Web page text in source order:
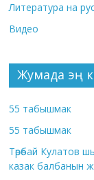
Литература на
Видео
Жумада эң
55 табышмак
55 табышмак
Төрөбай Кулатов
казак балбанын